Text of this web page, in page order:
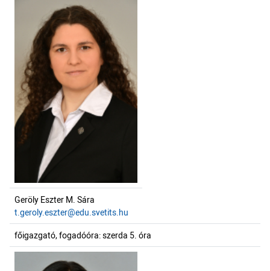
Geröly Eszter M. Sára
t.geroly.eszter@edu.svetits.hu
főigazgató, fogadóóra: szerda 5. óra